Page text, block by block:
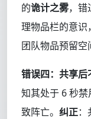
的诡计之雾，错
理物品栏的意识
团队物品预留空
错误四：共享后
知其处于 6 秒
致阵亡。 纠正